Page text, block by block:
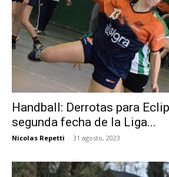
Handball: Derrotas para
segunda fecha de la Liga...
Nicolas Repetti - 31 agosto, 2023